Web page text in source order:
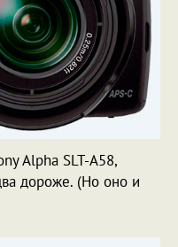
Alpha SLT-A58,
дороже. (Но оно и